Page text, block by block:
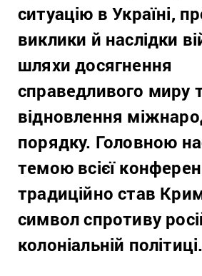
ситуацію в Україні,
виклики й наслідки
шляхи досягнення
справедливого миру
відновлення
порядку. Головною
темою всієї
традиційно став
символ спротиву
колоніальній політиці.